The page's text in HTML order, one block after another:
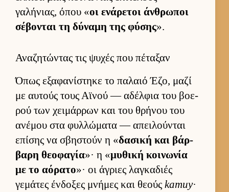
γαλήνιας, όπου «οι ενάρετοι άν­θρωποι
σέβονται τη δύναμη της φύσης».
Αναζητώντας τις ψυχές που πέταξαν
Όπως εξαφανίστηκε το παλαιό Έζο, μαζί
με αυ­τούς τους Αϊνού — αδέλ­φια του βοε­
ρού των χει­μάρ­ρων και του θρήνου του
ανέμου στα φυλ­λώματα — απει­λού­νται
επίσης να σβηστούν η «δασική και βάρ­
βαρη θεοφαγία»· η «μυθική κοι­νωνία
με το αόρατο»· οι άγριες λαγκαδιές
γεμάτες έν­δοξες μνήμες και θεούς kamuy·